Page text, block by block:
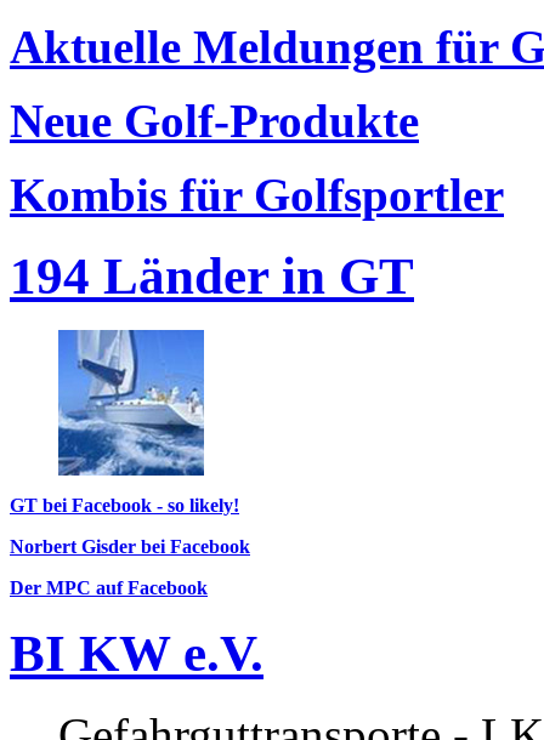
Aktuelle Meldungen für
Neue Golf-Produkte
Kombis für Golfsportler
194 Länder in GT
GT bei Facebook - so likely!
Norbert Gisder bei Facebook
Der MPC auf Facebook
BI KW e.V.